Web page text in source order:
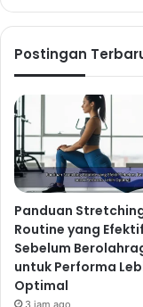
lalu sajikan
penting untuk
penuh.
3. Yogurt
Granola
Yogurt Yunani
baik untuk
granola untuk
sedikit madu
sarapan yang
Makan
Postingan
Panduan
Routine yang Efektif
Sebelum
untuk Performa
Optimal
3 jam ago